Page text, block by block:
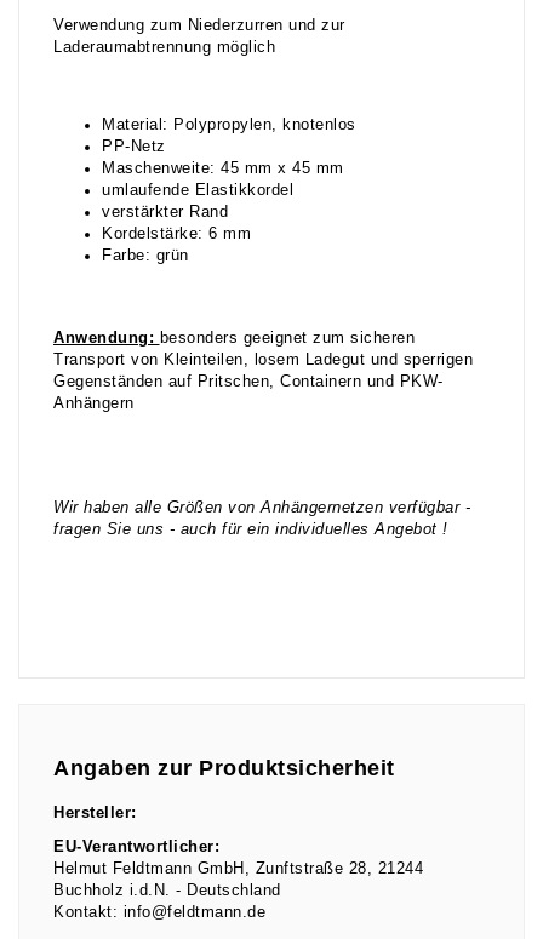
Verwendung zum Niederzurren und zur
Laderaumabtrennung möglich
Material: Polypropylen, knotenlos
PP-Netz
Maschenweite: 45 mm x 45 mm
umlaufende Elastikkordel
verstärkter Rand
Kordelstärke: 6 mm
Farbe: grün
Anwendung: besonders geeignet zum sicheren
Transport von Kleinteilen, losem Ladegut und sperrigen
Gegenständen auf Pritschen, Containern und PKW-
Anhängern
Wir haben alle Größen von Anhängernetzen verfügbar -
fragen Sie uns - auch für ein individuelles Angebot !
Angaben zur Produktsicherheit
Hersteller:
EU-Verantwortlicher:
Helmut Feldtmann GmbH
Zunftstraße 28
21244
Buchholz i.d.N.
Deutschland
Kontakt: info@feldtmann.de